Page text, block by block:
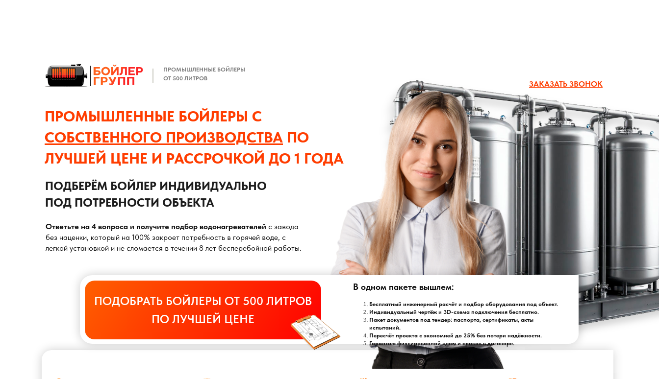
Ответьте на 4 вопроса и получите подбор водонагревателей с завода
без наценки, который на 100% закроет потребность в горячей воде, с
легкой установкой и не сломается в течении 8 лет бесперебойной работы.
В одном пакете вышлем:
Бесплатный инженерный расчёт и подбор оборудования под объект.
Индивидуальный чертёж и 3D-схема подключения бесплатно.
Пакет документов под тендер: паспорта, сертификаты, акты
испытаний.
Пересчёт проекта с экономией до 25% без потери надёжности.
Гарантию фиксированной цены и сроков в договоре.
ПРОМЫШЛЕННЫЕ БОЙЛЕРЫ С
СОБСТВЕННОГО ПРОИЗВОДСТВА ПО
ЛУЧШЕЙ ЦЕНЕ И РАССРОЧКОЙ ДО 1 ГОДА
ПОДБЕРЁМ БОЙЛЕР ИНДИВИДУАЛЬНО
ПОД ПОТРЕБНОСТИ ОБЪЕКТА
ПРОМЫШЛЕННЫЕ БОЙЛЕРЫ
ОТ 500 ЛИТРОВ
ЗАКАЗАТЬ ЗВОНОК
ПОДОБРАТЬ БОЙЛЕРЫ ОТ 500 ЛИТРОВ
ПО ЛУЧШЕЙ ЦЕНЕ